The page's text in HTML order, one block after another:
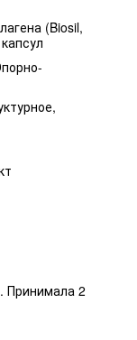
(Biosil,
Принимала 2